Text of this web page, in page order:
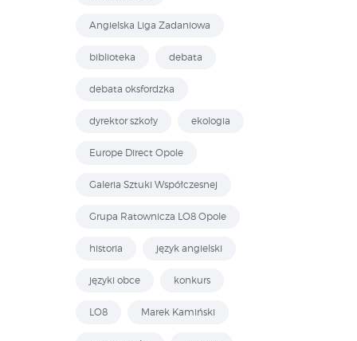
Angielska Liga Zadaniowa
biblioteka debata
debata oksfordzka
dyrektor szkoły ekologia
Europe Direct Opole
Galeria Sztuki Współczesnej
Grupa Ratownicza LO8 Opole
historia język angielski
języki obce konkurs
LO8 Marek Kamiński